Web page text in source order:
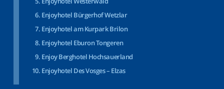
Enjoyhotel Bürgerhof Wetzlar
Enjoyhotel am Kurpark Brilon
Enjoyhotel Eburon Tongeren
Enjoy Berghotel Hochsauerland
Enjoyhotel Des Vosges – Elzas